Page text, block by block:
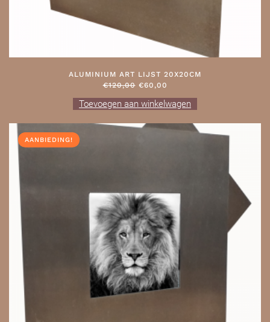
ALUMINIUM ART LIJST 20X20CM
€120,00 OORSPRONKELIJKE
WAS:
€60,00
IS:
Toevoegen aan winkelwagen
AANBIEDING!